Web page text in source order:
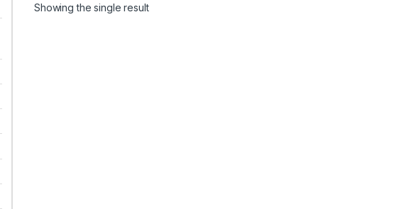
Showing the single result